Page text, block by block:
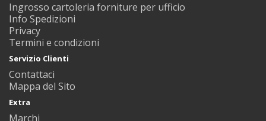
Ingrosso cartoleria forniture per ufficio
Info Spedizioni
Privacy
Termini e condizioni
Servizio Clienti
Contattaci
Mappa del Sito
Extra
Marchi